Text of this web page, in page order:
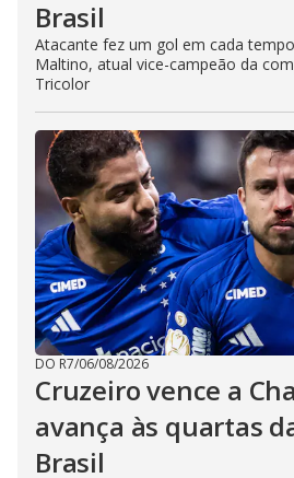
Brasil
Atacante fez um gol em cada
Maltino, atual vice-campeão da
Tricolor
DO R7/06/08/2026
Cruzeiro vence a
avança às quartas
Brasil